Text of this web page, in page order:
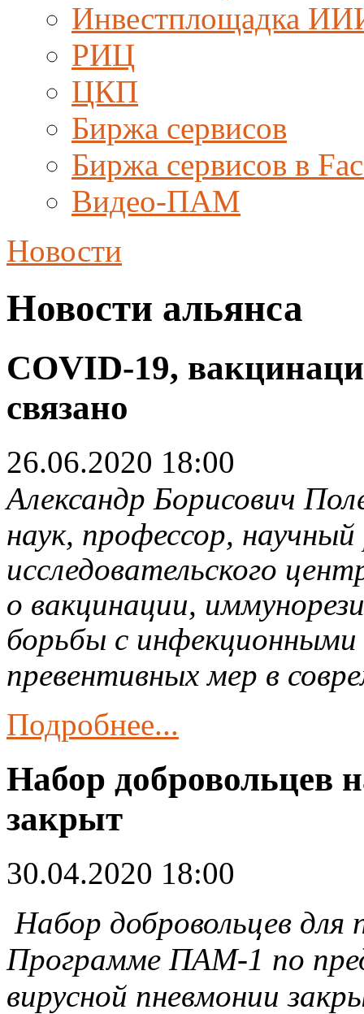
Инвестплощадка
РИЦ
ЦКП
Биржа сервисов
Биржа сервисов в
Видео-ПАМ
Новости
Новости альянса
COVID-19,
связано
26.06.2020 18:00
Александр Борисович
наук, профессор,
исследовательского
о вакцинации,
борьбы с инфекционными
превентивных мер в
Подробнее...
Набор
закрыт
30.04.2020 18:00
Набор добровольцев для
Программе ПАМ-1 по
вирусной пневмонии